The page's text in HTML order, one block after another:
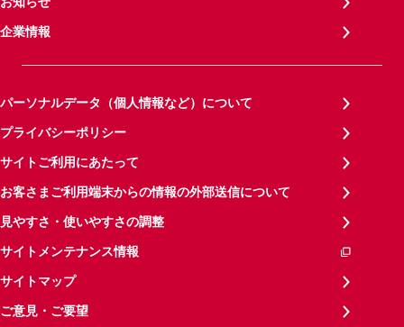
企業情報
パーソナルデータ（個人情報など）について
プライバシーポリシー
サイトご利用にあたって
お客さまご利用端末からの情報の外部送信について
見やすさ・使いやすさの調整
サイトメンテナンス情報
サイトマップ
ご意見・ご要望